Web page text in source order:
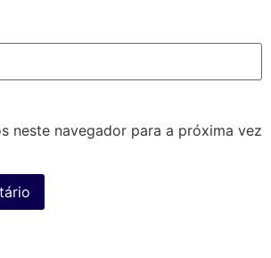
neste navegador para a próxima vez